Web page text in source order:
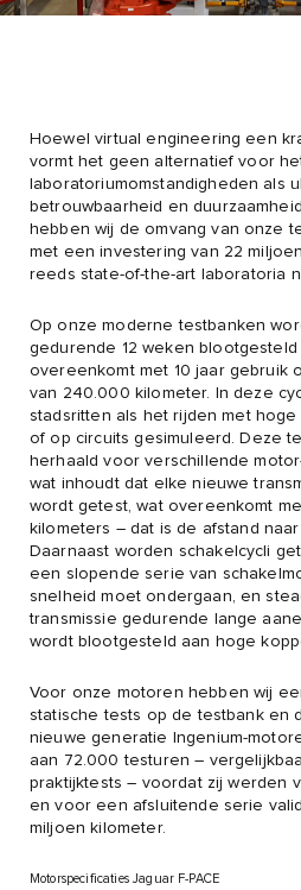
Hoewel virtual engineering een
vormt het geen alternatief voor
laboratoriumomstandigheden als
betrouwbaarheid en
hebben wij de omvang van onze
met een investering van 22
reeds state-of-the-art laboratoria
Op onze moderne testbanken
gedurende 12 weken
overeenkomt met 10 jaar gebruik
van 240.000 kilometer. In deze
stadsritten als het rijden met
of op circuits gesimuleerd. Deze
herhaald voor verschillende
wat inhoudt dat elke nieuwe
wordt getest, wat overeenkomt
kilometers – dat is de afstand
Daarnaast worden schakelcycli
een slopende serie van
snelheid moet ondergaan, en
transmissie gedurende lange
wordt blootgesteld aan hoge
Voor onze motoren hebben wij
statische tests op de testbank en
nieuwe generatie Ingenium-
aan 72.000 testuren –
praktijktests – voordat zij werden
en voor een afsluitende serie
miljoen kilometer.
Motorspecificaties Jaguar F-PACE